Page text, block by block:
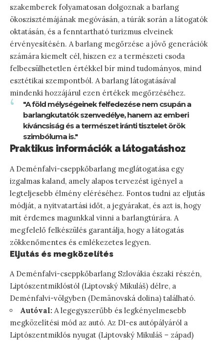
szakemberek folyamatosan dolgoznak a barlang
ökoszisztémájának megóvásán, a túrák során a látogatók
oktatásán, és a fenntartható turizmus elveinek
érvényesítésén. A barlang megőrzése a jövő generációk
számára kiemelt cél, hiszen ez a természeti csoda
felbecsülhetetlen értékkel bír mind tudományos, mind
esztétikai szempontból. A barlang látogatásával
mindenki hozzájárul ezen értékek megőrzéséhez.
"A föld mélységeinek felfedezése nem csupán a
barlangkutatók szenvedélye, hanem az emberi
kíváncsiság és a természet iránti tisztelet örök
szimbóluma is."
Praktikus információk a látogatáshoz
A Deménfalvi-cseppkőbarlang meglátogatása egy
izgalmas kaland, amely alapos tervezést igényel a
legteljesebb élmény eléréséhez. Fontos tudni az eljutás
módját, a nyitvatartási időt, a jegyárakat, és azt is, hogy
mit érdemes magunkkal vinni a barlangtúrára. A
megfelelő felkészülés garantálja, hogy a látogatás
zökkenőmentes és emlékezetes legyen.
Eljutás és megközelítés
A Deménfalvi-cseppkőbarlang Szlovákia északi részén,
Liptószentmiklóstól (Liptovský Mikuláš) délre, a
Deménfalvi-völgyben (Demänovská dolina) található.
Autóval: A legegyszerűbb és legkényelmesebb
megközelítési mód az autó. Az D1-es autópályáról a
Liptószentmiklós nyugat (Liptovský Mikuláš – západ)